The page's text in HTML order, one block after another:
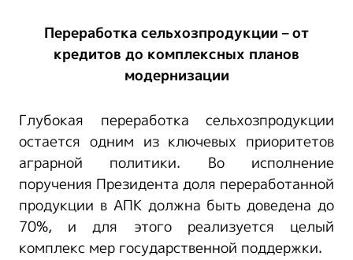
Переработка сельхозпродукции – от
кредитов до комплексных планов
модернизации
Глубокая переработка сельхозпродукции
остается одним из ключевых приоритетов
аграрной политики. Во исполнение
поручения Президента доля переработанной
продукции в АПК должна быть доведена до
70%, и для этого реализуется целый
комплекс мер государственной поддержки.